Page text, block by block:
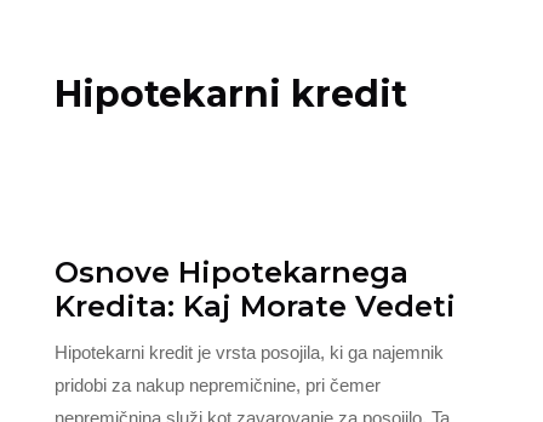
Hipotekarni kredit
Osnove Hipotekarnega
Kredita: Kaj Morate Vedeti
Hipotekarni kredit je vrsta posojila, ki ga najemnik
pridobi za nakup nepremičnine, pri čemer
nepremičnina služi kot zavarovanje za posojilo. Ta